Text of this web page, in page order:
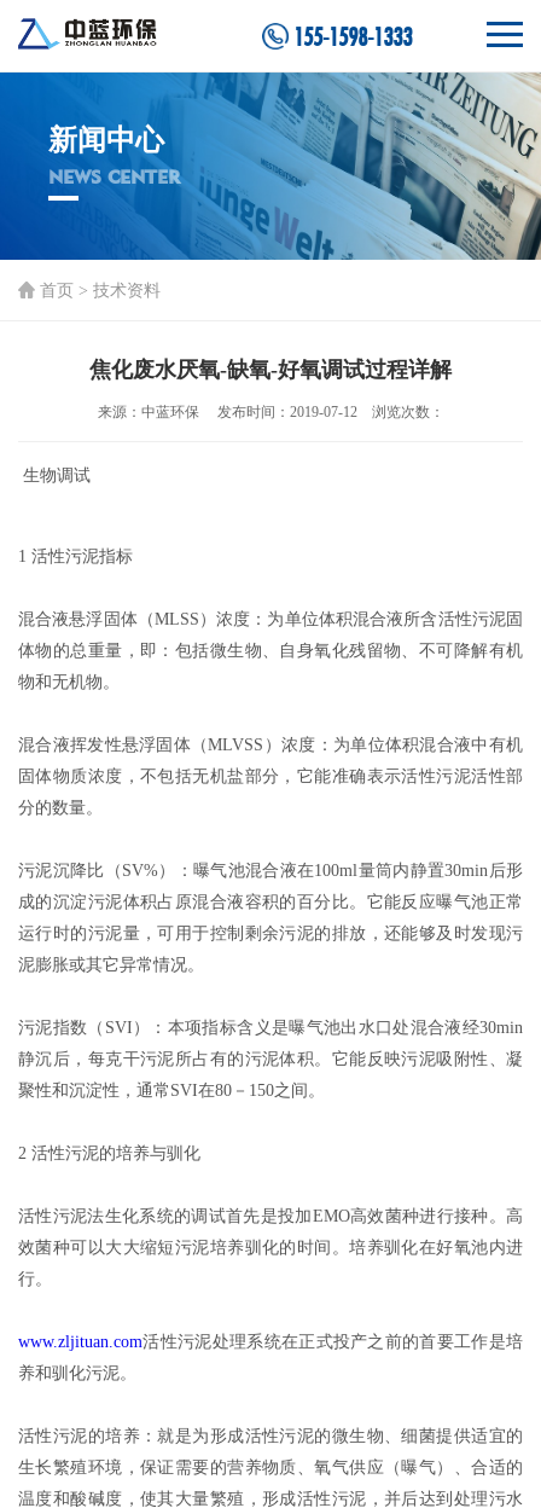
155-1598-1333
新闻中心
NEWS CENTER
首页 > 技术资料
焦化废水厌氧-缺氧-好氧调试过程详解
来源：中蓝环保 发布时间：2019-07-12 浏览次数：
生物调试
1 活性污泥指标
混合液悬浮固体（MLSS）浓度：为单位体积混合液所含活性污泥固
体物的总重量，即：包括微生物、自身氧化残留物、不可降解有机
物和无机物。
混合液挥发性悬浮固体（MLVSS）浓度：为单位体积混合液中有机
固体物质浓度，不包括无机盐部分，它能准确表示活性污泥活性部
分的数量。
污泥沉降比（SV%）：曝气池混合液在100ml量筒内静置30min后形
成的沉淀污泥体积占原混合液容积的百分比。它能反应曝气池正常
运行时的污泥量，可用于控制剩余污泥的排放，还能够及时发现污
泥膨胀或其它异常情况。
污泥指数（SVI）：本项指标含义是曝气池出水口处混合液经30min
静沉后，每克干污泥所占有的污泥体积。它能反映污泥吸附性、凝
聚性和沉淀性，通常SVI在80－150之间。
2 活性污泥的培养与驯化
活性污泥法生化系统的调试首先是投加EMO高效菌种进行接种。高
效菌种可以大大缩短污泥培养驯化的时间。培养驯化在好氧池内进
行。
www.zljituan.com活性污泥处理系统在正式投产之前的首要工作是培
养和驯化污泥。
活性污泥的培养：就是为形成活性污泥的微生物、细菌提供适宜的
生长繁殖环境，保证需要的营养物质、氧气供应（曝气）、合适的
温度和酸碱度，使其大量繁殖，形成活性污泥，并后达到处理污水